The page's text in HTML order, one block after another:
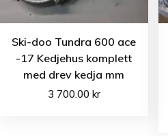
Ski-doo Tundra 600 ace
-17 Kedjehus komplett
med drev kedja mm
3 700.00 kr